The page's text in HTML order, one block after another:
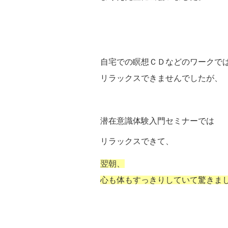
自宅での瞑想ＣＤなどのワークで
リラックスできませんでしたが、
潜在意識体験入門セミナーでは
リラックスできて、
翌朝、
心も体もすっきりしていて驚きま